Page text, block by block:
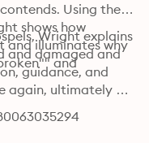
Using the
shows how
and illuminates why
and
Wright explains
and damaged and
guidance, and
again, ultimately